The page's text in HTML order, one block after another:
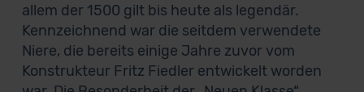
allem der 1500 gilt bis heute als legendär.
Kennzeichnend war die seitdem verwendete
Niere, die bereits einige Jahre zuvor vom
Konstrukteur Fritz Fiedler entwickelt worden